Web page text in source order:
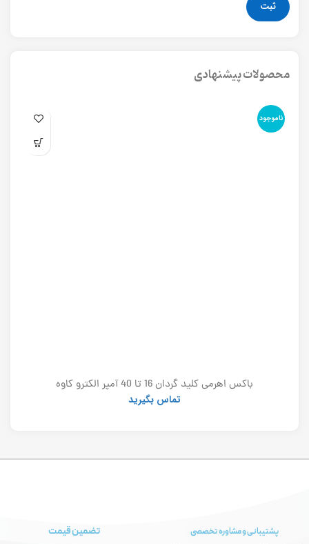
محصولات پیشنهادی
ناموجود
باکس اهرمی کلید گردان 16 تا 40 آمپر الکترو کاوه
تماس بگیرید
پشتیبانی و مشاوره تخصصی تضمین قیمت